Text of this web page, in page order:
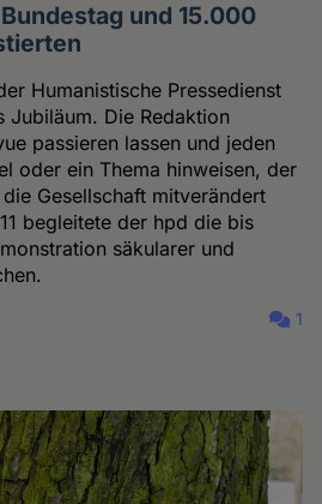
und 15.000
Humanistische Pressedienst
Jubiläum. Die Redaktion
passieren lassen und jeden
oder ein Thema hinweisen, der
Gesellschaft mitverändert
begleitete der hpd die bis
säkularer und
1